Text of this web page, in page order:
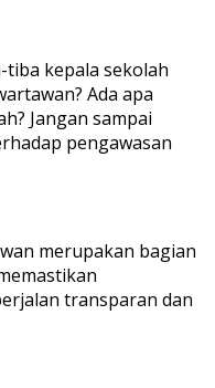
tiba kepala sekolah
Ada apa
Jangan sampai
pengawasan
merupakan bagian
transparan dan